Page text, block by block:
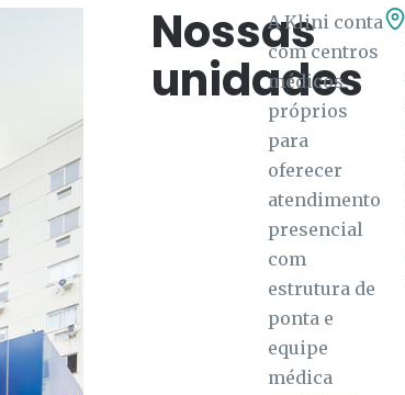
Nossas
unidades
A Klini conta
com centros
médicos
próprios
para
oferecer
atendimento
presencial
com
estrutura de
ponta e
equipe
médica